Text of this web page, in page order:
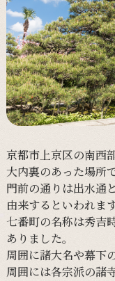
京都市上京区の南西
大内裏のあった場所
門前の通りは出水通と
由来するといわれます
七番町の名称は秀吉
ありました。
周囲に諸大名や幕下
周囲には各宗派の諸